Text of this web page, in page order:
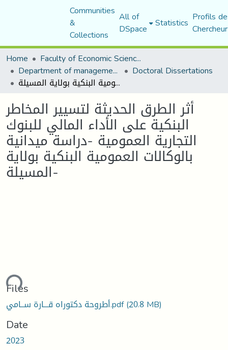
Communities
&
Collections
All of
DSpace Statistics Profils
Home
Faculty of Economic Sciences, Commerce and Management Sciences
Department of management sciences Doctoral Dissertations
أثر الطرق الحديثة لتسيير المخاطر البنكية على الأداء المالي للبنوك التجارية العمومية -دراسة ميدانية بالوكالات العمومية البنكية بولاية المسيلة-
أثر الطرق الحديثة لتسيير المخاطر
البنكية على الأداء المالي للبنوك
التجارية العمومية -دراسة ميدانية
بالوكالات العمومية البنكية بولاية
المسيلة-
Files
أطروحة دكتوراه قـــارة ســامي.pdf(20.8 MB)
Date
2023